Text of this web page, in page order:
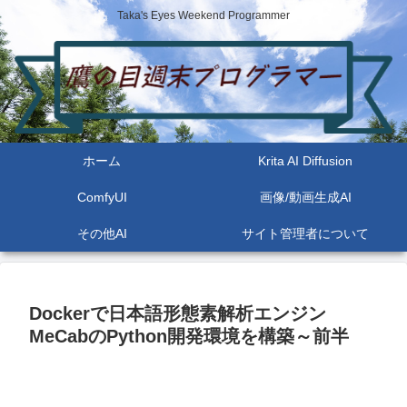
Taka's Eyes Weekend Programmer
ホーム Krita AI Diffusion
ComfyUI 画像/動画生成AI
その他AI サイト管理者について
Dockerで日本語形態素解析エンジン
MeCabのPython開発環境を構築～前半